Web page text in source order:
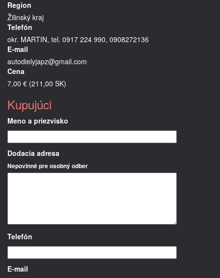
Region
Žilinský kraj
Telefón
okr. MARTIN, tel. 0917 224 990, 0908272136
E-mail
autodielyjapz@gmail.com
Cena
7,00 € (211,00 SK)
Kupujúci
Meno a priezvisko
Dodacia adresa
Nepovinné pre osobný odber
Telefón
E-mail